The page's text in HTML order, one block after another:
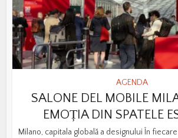
AGENDA
SALONE DEL MOBILE
EMOȚIA DIN SPATELE
Milano, capitala globală a designului În